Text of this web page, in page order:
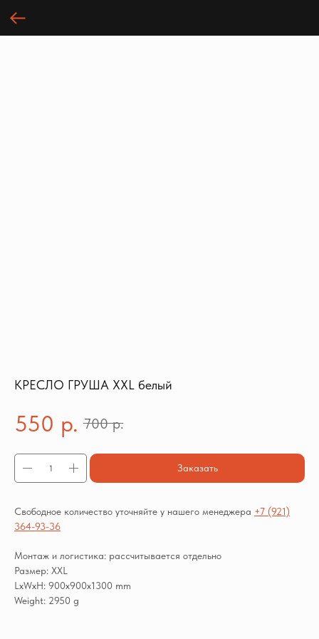
КРЕСЛО ГРУША XXL белый
550 р. 700 р.
Заказать
Свободное количество уточняйте у нашего менеджера +7 (921)
364-93-36
Монтаж и логистика: рассчитывается отдельно
Размер: XXL
LxWxH: 900x900x1300 mm
Weight: 2950 g